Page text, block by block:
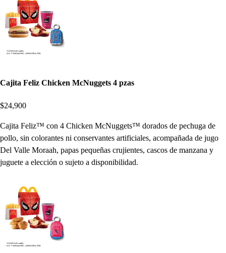
Cajita Feliz Chicken McNuggets 4 pzas
$24,900
Cajita Feliz™ con 4 Chicken McNuggets™ dorados de pechuga de
pollo, sin colorantes ni conservantes artificiales, acompañada de jugo
Del Valle Moraah, papas pequeñas crujientes, cascos de manzana y
juguete a elección o sujeto a disponibilidad.